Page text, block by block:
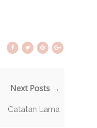
Next Posts →
Catatan Lama